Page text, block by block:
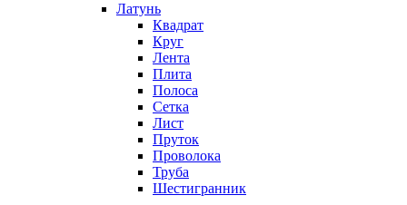
Латунь
Квадрат
Круг
Лента
Плита
Полоса
Сетка
Лист
Пруток
Проволока
Труба
Шестигранник